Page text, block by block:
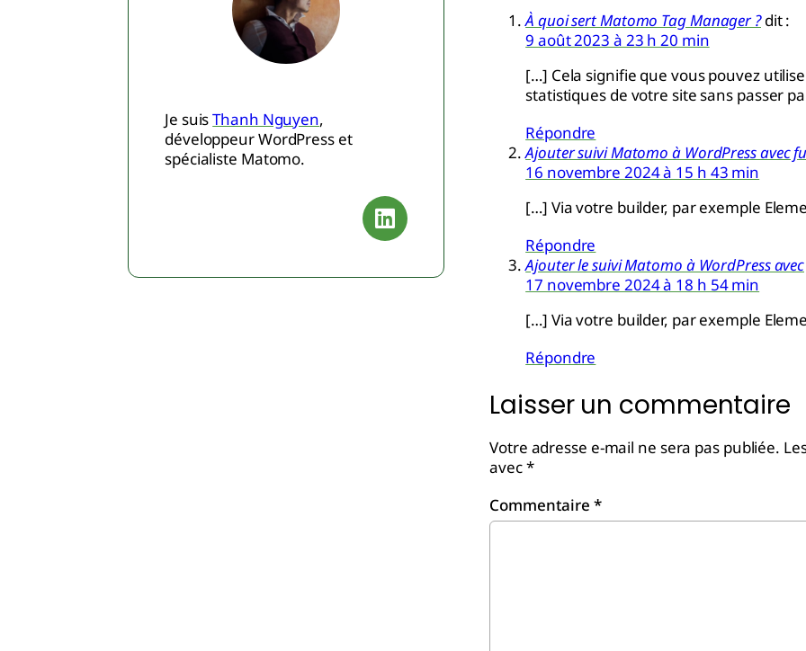
Je suisThanh Nguyen,
développeur WordPress et
spécialiste Matomo.
À quoi sert Matomo Tag Manager ? dit :
9 août 2023 à 23 h 20 min
[…] Cela signifie que vous pouvez
statistiques de votre site sans passer
Répondre
Ajouter suivi Matomo à WordPress avec
16 novembre 2024 à 15 h 43 min
[…] Via votre builder, par exemple
Répondre
Ajouter le suivi Matomo à WordPress
17 novembre 2024 à 18 h 54 min
[…] Via votre builder, par exemple
Répondre
Laisser un commentaire
Votre adresse e-mail ne sera pas publiée.
avec*
Commentaire *